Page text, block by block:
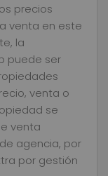
precios
venta en este
la
puede ser
venta o
se
venta
agencia, por
por gestión